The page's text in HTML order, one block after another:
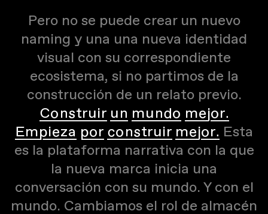
Pero no se puede crear un nuevo
naming y una una nueva identidad
visual con su correspondiente
ecosistema, si no partimos de la
construcción de un relato previo.
Construir un mundo mejor.
Empieza por construir mejor. Esta
es la plataforma narrativa con la que
la nueva marca inicia una
conversación con su mundo. Y con el
mundo. Cambiamos el rol de almacén